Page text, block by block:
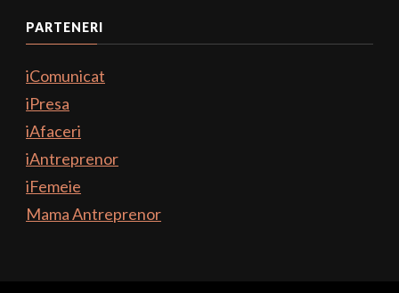
PARTENERI
iComunicat
iPresa
iAfaceri
iAntreprenor
iFemeie
Mama Antreprenor